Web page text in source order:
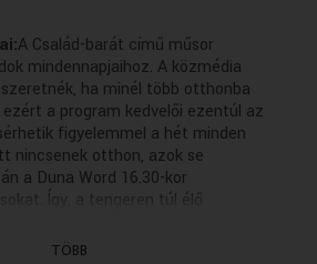
A Család-barát című műsor
mindennapjaihoz. A közmédia
ha minél több otthonba
a program kedvelői ezentúl az
figyelemmel a hét minden
nincsenek otthon, azok se
a Duna Word 16.30-kor
Így, a tengeren túl élő
a családokat érintő fontosabb
műsort. A produkció
TÖBB